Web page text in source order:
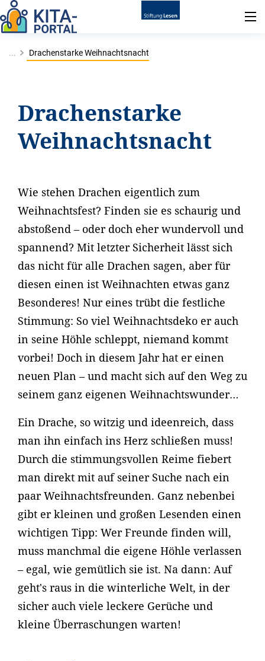
... Drachenstarke Weihnachtsnacht
Drachenstarke
Weihnachtsnacht
Wie stehen Drachen eigentlich zum
Weihnachtsfest? Finden sie es schaurig und
abstoßend – oder doch eher wundervoll und
spannend? Mit letzter Sicherheit lässt sich
das nicht für alle Drachen sagen, aber für
diesen einen ist Weihnachten etwas ganz
Besonderes! Nur eines trübt die festliche
Stimmung: So viel Weihnachtsdeko er auch
in seine Höhle schleppt, niemand kommt
vorbei! Doch in diesem Jahr hat er einen
neuen Plan – und macht sich auf den Weg zu
seinem ganz eigenen Weihnachtswunder…
Ein Drache, so witzig und ideenreich, dass
man ihn einfach ins Herz schließen muss!
Durch die stimmungsvollen Reime fiebert
man direkt mit auf seiner Suche nach ein
paar Weihnachtsfreunden. Ganz nebenbei
gibt er kleinen und großen Lesenden einen
wichtigen Tipp: Wer Freunde finden will,
muss manchmal die eigene Höhle verlassen
– egal, wie gemütlich sie ist. Na dann: Auf
geht's raus in die winterliche Welt, in der
sicher auch viele leckere Gerüche und
kleine Überraschungen warten!